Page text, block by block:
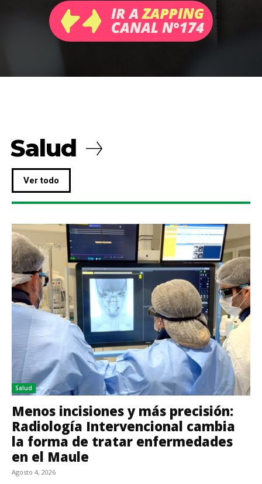
Salud
Ver todo
Salud
Menos incisiones y más precisión:
Radiología Intervencional cambia
la forma de tratar enfermedades
en el Maule
Agosto 4, 2026